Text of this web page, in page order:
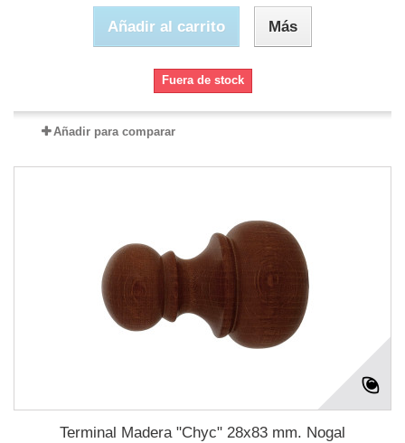
Añadir al carrito Más
Fuera de stock
Añadir para comparar
Terminal Madera "Chyc" 28x83 mm. Nogal